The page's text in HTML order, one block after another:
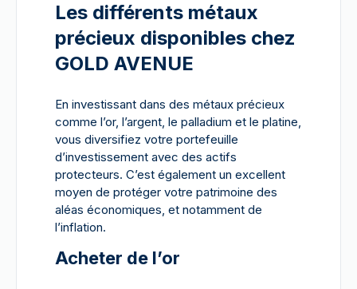
Les différents métaux
précieux disponibles chez
GOLD AVENUE
En investissant dans des métaux précieux
comme l’or, l’argent, le palladium et le platine,
vous diversifiez votre portefeuille
d’investissement avec des actifs
protecteurs. C’est également un excellent
moyen de protéger votre patrimoine des
aléas économiques, et notamment de
l’inflation.
Acheter de l’or